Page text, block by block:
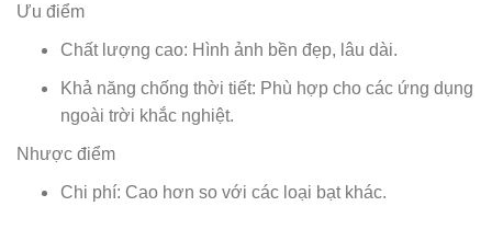
Ưu điểm
Chất lượng cao: Hình ảnh bền đẹp, lâu dài.
Khả năng chống thời tiết: Phù hợp cho các ứng dụng
ngoài trời khắc nghiệt.
Nhược điểm
Chi phí: Cao hơn so với các loại bạt khác.